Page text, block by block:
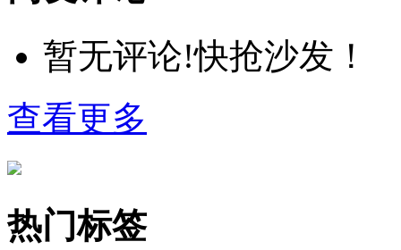
暂无评论!快抢沙发！
查看更多
热门标签